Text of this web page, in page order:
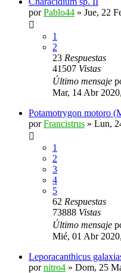
porPablo44 » Jue, 22
1
2
23 Respuestas
41507 Vistas
Último mensaje
Mar, 14 Abr
Potamotrygon motoro
porFrancistrus » Lun,
1
2
3
4
5
62 Respuestas
73888 Vistas
Último mensaje
Mié, 01 Abr
Leporacanthicus
pornitro4 » Dom, 25